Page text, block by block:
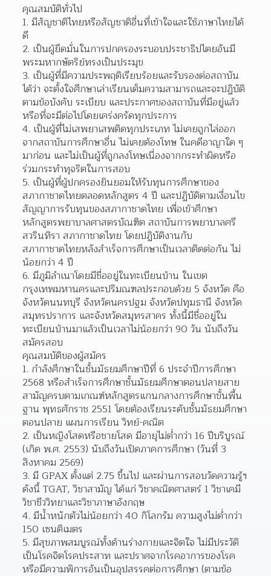
คุณสมบัติทั่วไป
มีสัญชาติไทยหรือสัญชาติอื่นที่เข้าใจและใช้ภาษาไทยได้
ดี
เป็นผู้ยึดมั่นในการปกครองระบอบประชาธิปไตยอันมี
พระมหากษัตริย์ทรงเป็นประมุข
เป็นผู้ที่มีความประพฤติเรียบร้อยและรับรองต่อสถาบัน
ได้ว่า จะตั้งใจศึกษาเล่าเรียนเต็มความสามารถและจะปฏิบัติ
ตามข้อบังคับ ระเบียบ และประกาศของสถาบันที่มีอยู่แล้ว
หรือที่จะมีต่อไปโดยเคร่งครัดทุกประการ
เป็นผู้ที่ไม่เสพยาเสพติดทุกประเภท ไม่เคยถูกไล่ออก
จากสถาบันการศึกษาอื่น ไม่เคยต้องโทษ ในคดีอาญาใด ๆ
มาก่อน และไม่เป็นผู้ที่ถูกลงโทษเนื่องจากกระทำผิดหรือ
ร่วมกระทำทุจริตในการสอบ
เป็นผู้ที่ผู้ปกครองยินยอมให้รับทุนการศึกษาของ
สภากาชาดไทยตลอดหลักสูตร 4 ปี และปฏิบัติตามเงื่อนไข
สัญญาการรับทุนของสภากาชาดไทย เพื่อเข้าศึกษา
หลักสูตรพยาบาลศาสตรบัณฑิต สถาบันการพยาบาลศรี
สวรินทิรา สภากาชาดไทย โดยปฏิบัติงานกับ
สภากาชาดไทยหลังสำเร็จการศึกษาเป็นเวลาติดต่อกัน ไม่
น้อยกว่า 4 ปี
มีภูมิลำเนาโดยมีชื่ออยู่ในทะเบียนบ้าน ในเขต
กรุงเทพมหานครและปริมณฑลประกอบด้วย 5 จังหวัด คือ
จังหวัดนนทบุรี จังหวัดนครปฐม จังหวัดปทุมธานี จังหวัด
สมุทรปราการ และจังหวัดสมุทรสาคร ทั้งนี้มีชื่ออยู่ใน
ทะเบียนบ้านมาแล้วเป็นเวลาไม่น้อยกว่า 90 วัน นับถึงวัน
สมัครสอบ
คุณสมบัติของผู้สมัคร
กำลังศึกษาในชั้นมัธยมศึกษาปีที่ 6 ประจำปีการศึกษา
2568 หรือสำเร็จการศึกษาชั้นมัธยมศึกษาตอนปลายสาย
สามัญครบตามเกณฑ์หลักสูตรแกนกลางการศึกษาขั้นพื้น
ฐาน พุทธศักราช 2551 โดยต้องเรียนระดับชั้นมัธยมศึกษา
ตอนปลาย แผนการเรียน วิทย์-คณิต
เป็นหญิงโสดหรือชายโสด มีอายุไม่ต่ำกว่า 16 ปีบริบูรณ์
(เกิด พ.ศ. 2553) นับถึงวันเปิดภาคการศึกษา (วันที่ 3
สิงหาคม 2569)
มี GPAX ตั้งแต่ 2.75 ขึ้นไป และผ่านการสอบวัดความรู้ฯ
ดังนี้ TGAT, วิชาสามัญ ได้แก่ วิชาคณิตศาสตร์ 1 วิชาเคมี
วิชาชีววิทยาและวิชาภาษาอังกฤษ
มีน้ำหนักตัวไม่น้อยกว่า 40 กิโลกรัม ความสูงไม่ต่ำกว่า
150 เซนติเมตร
มีสุขภาพสมบูรณ์ทั้งด้านร่างกายและจิตใจ ไม่มีประวัติ
เป็นโรคจิตโรคประสาท และปราศจากโรคอาการของโรค
หรือมีความพิการอันเป็นอุปสรรคต่อการศึกษา (ตามข้อ